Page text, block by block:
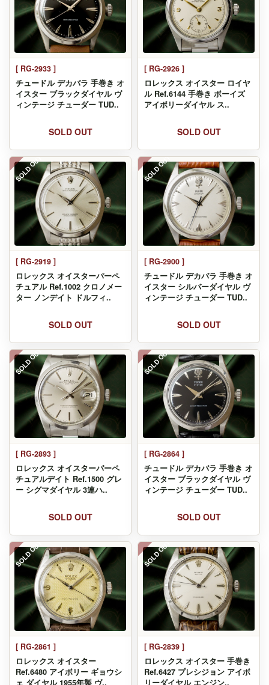
[ RG-2933 ]
チュードル デカバラ 手巻き オ
イスター ブラックダイヤル ヴ
ィンテージ チューダー TUD..
SOLD OUT
[ RG-2926 ]
ロレックス オイスター ロイヤ
ル Ref.6144 手巻き ボーイズ
アイボリーダイヤル ス..
SOLD OUT
SOLD OUT
[ RG-2919 ]
ロレックス オイスターパーペ
チュアル Ref.1002 クロノメー
ター ノンデイト ドルフィ..
SOLD OUT
SOLD OUT
[ RG-2900 ]
チュードル デカバラ 手巻き オ
イスター シルバーダイヤル ヴ
ィンテージ チューダー TUD..
SOLD OUT
SOLD OUT
[ RG-2893 ]
ロレックス オイスターパーペ
チュアルデイト Ref.1500 グレ
ー シグマダイヤル 3連ハ..
SOLD OUT
SOLD OUT
[ RG-2864 ]
チュードル デカバラ 手巻き オ
イスター ブラックダイヤル ヴ
ィンテージ チューダー TUD..
SOLD OUT
SOLD OUT
[ RG-2861 ]
ロレックス オイスター
Ref.6480 アイボリー ギョウシ
ェ ダイヤル 1955年製 ヴ..
SOLD OUT
[ RG-2839 ]
ロレックス オイスター 手巻き
Ref.6427 プレシジョン アイボ
リーダイヤル エンジン..